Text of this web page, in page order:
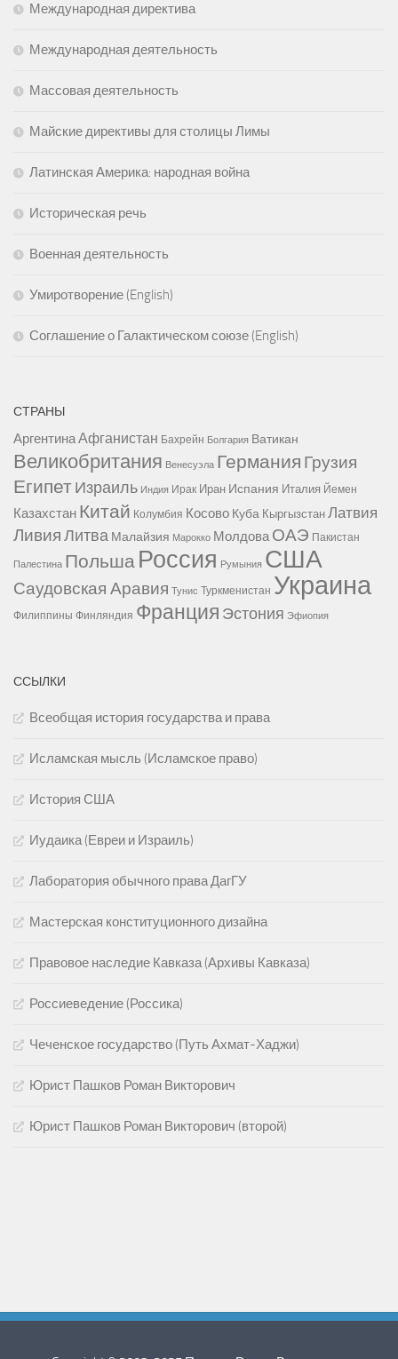
Международная директива
Международная деятельность
Массовая деятельность
Майские директивы для столицы Лимы
Латинская Америка: народная война
Историческая речь
Военная деятельность
Умиротворение (English)
Соглашение о Галактическом союзе (English)
СТРАНЫ
АргентинаАфганистан Бахрейн Болгария Ватикан
Великобритания Венесуэла Германия Грузия
ЕгипетИзраиль Индия Ирак Иран Испания Италия Йемен
Казахстан Китай Колумбия Косово Куба Кыргызстан Латвия
ЛивияЛитва Малайзия Марокко Молдова ОАЭ Пакистан
Палестина Польша Россия Румыния США
Саудовская Аравия Тунис Туркменистан Украина
Филиппины Финляндия Франция Эстония Эфиопия
ССЫЛКИ
Всеобщая история государства и права
Исламская мысль (Исламское право)
История США
Иудаика (Евреи и Израиль)
Лаборатория обычного права ДагГУ
Мастерская конституционного дизайна
Правовое наследие Кавказа (Архивы Кавказа)
Россиеведение (Россика)
Чеченское государство (Путь Ахмат-Хаджи)
Юрист Пашков Роман Викторович
Юрист Пашков Роман Викторович (второй)